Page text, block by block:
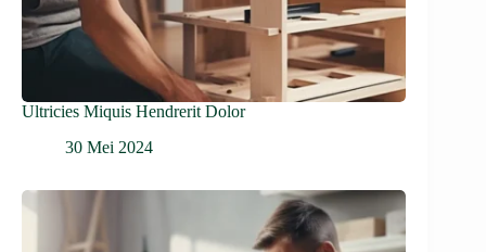
Ultricies Miquis Hendrerit Dolor
30 Mei 2024